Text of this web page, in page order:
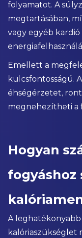
folyamatot. A
megtartásában,
vagy egyéb
Emellett a
kulcsfontosságú.
éhségérzetet,
megnehezítheti a
Hogyan
fogyáshoz
A
kalóriaszükséglet